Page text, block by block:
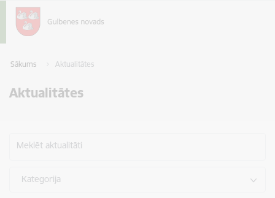
Sākums Aktualitātes
Aktualitātes
Meklēt aktualitāti
Kategorija